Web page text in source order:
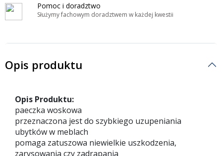
Pomoc i doradztwo
Służymy fachowym doradztwem w każdej kwestii
Opis produktu
Opis Produktu:
paeczka woskowa
przeznaczona jest do szybkiego uzupeniania
ubytków w meblach
pomaga zatuszowa niewielkie uszkodzenia,
zarysowania czy zadrapania